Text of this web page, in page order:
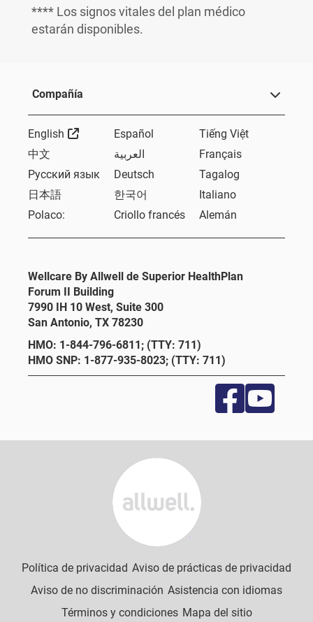
**** Los signos vitales del plan médico
estarán disponibles.
Compañía
English External Link
Español
Tiếng Việt
中文
العربية
Français
Русский язык
Deutsch
Tagalog
日本語
한국어
Italiano
Polaco:
Criollo francés Alemán
Wellcare By Allwell de Superior HealthPlan
Forum II Building
7990 IH 10 West, Suite 300
San Antonio, TX 78230
HMO: 1-844-796-6811; (TTY: 711)
HMO SNP: 1-877-935-8023; (TTY: 711)
Política de privacidad Aviso de prácticas de privacidad
Aviso de no discriminación Asistencia con idiomas
Términos y condiciones Mapa del sitio